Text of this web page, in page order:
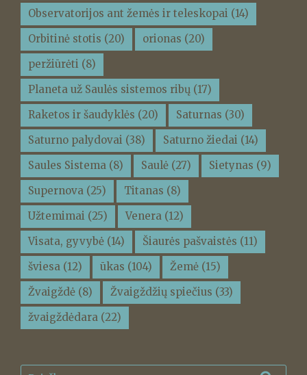
Observatorijos ant žemės ir teleskopai (14)
Orbitinė stotis (20) orionas (20)
peržiūrėti (8)
Planeta už Saulės sistemos ribų (17)
Raketos ir šaudyklės (20) Saturnas (30)
Saturno palydovai (38) Saturno žiedai (14)
Saules Sistema (8) Saulė (27) Sietynas (9)
Supernova (25) Titanas (8)
Užtemimai (25) Venera (12)
Visata, gyvybė (14) Šiaurės pašvaistės (11)
šviesa (12) ūkas (104) Žemė (15)
Žvaigždė (8) Žvaigždžių spiečius (33)
žvaigždėdara (22)